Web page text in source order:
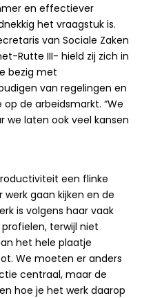
en effectiever
het vraagstuk is.
van Sociale Zaken
Rutte III- hield zij zich in
bezig met
van regelingen en
de arbeidsmarkt. “We
we laten ook veel kansen
een flinke
werk gaan kijken en de
is volgens haar vaak
terwijl niet
het hele plaatje
We moeten er anders
centraal, maar de
hoe je het werk daarop